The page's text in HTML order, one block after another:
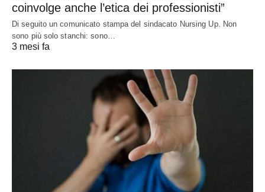
coinvolge anche l’etica dei professionisti”
Di seguito un comunicato stampa del sindacato Nursing Up. Non
sono più solo stanchi: sono…
3 mesi fa